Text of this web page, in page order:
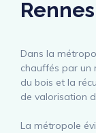
Rennes
Dans la
chauffés par un
du bois et la
de valorisation
La métropole